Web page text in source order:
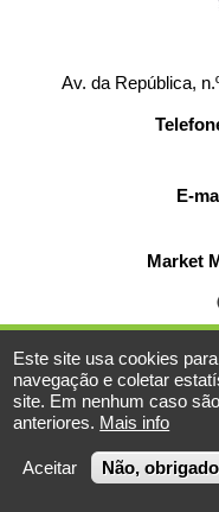
Av. da República,
E-
Market
© 2019-2026 -
AJUDA
Este site usa cookies
navegação e coletar
site. Em nenhum caso
anteriores. Mais info
Aceitar Não, obrigado